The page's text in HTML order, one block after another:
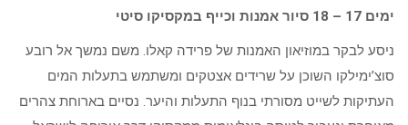
ימים 17 – 18 סיור אמנות וכייף במקסיקו סיטי
ניסע לבקר במוזיאון האמנות של פרידה קאלו. משם נמשך אל רובע
סוצ’ימילקו השוכן על שרידים אצטקים ומשתמש בתעלות המים
העתיקות לשייט מסורתי בנוף התעלות והיער. נסיים בארוחת צהרים